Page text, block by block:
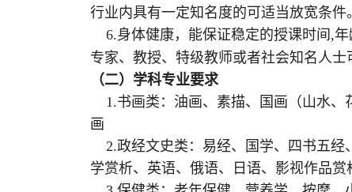
行业内具有一定知名度的可适当放宽条件。
6.身体健康，能保证稳定的授课时间 ,
专家、教授、特级教师或者社会知名人士
（二）学科专业要求
1.书画类：油画、素描、国画（山水、
画
2.政经文史类：易经、国学、四书五经
学赏析、英语、俄语、日语、 影视作品赏